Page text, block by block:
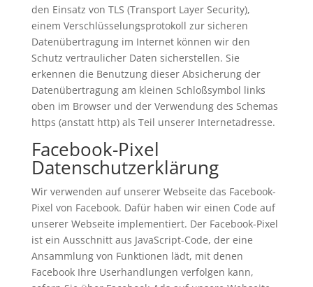
den Einsatz von TLS (Transport Layer Security),
einem Verschlüsselungsprotokoll zur sicheren
Datenübertragung im Internet können wir den
Schutz vertraulicher Daten sicherstellen. Sie
erkennen die Benutzung dieser Absicherung der
Datenübertragung am kleinen Schloßsymbol links
oben im Browser und der Verwendung des Schemas
https (anstatt http) als Teil unserer Internetadresse.
Facebook-Pixel
Datenschutzerklärung
Wir verwenden auf unserer Webseite das Facebook-
Pixel von Facebook. Dafür haben wir einen Code auf
unserer Webseite implementiert. Der Facebook-Pixel
ist ein Ausschnitt aus JavaScript-Code, der eine
Ansammlung von Funktionen lädt, mit denen
Facebook Ihre Userhandlungen verfolgen kann,